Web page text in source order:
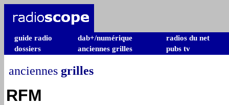
guide radio dab+/numérique
radios du net
dossiers
anciennes grilles pubs tv
anciennes grilles
RFM